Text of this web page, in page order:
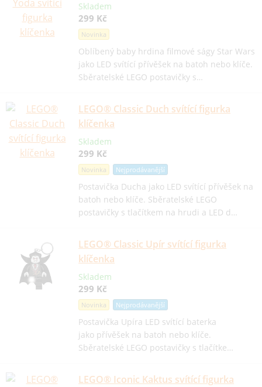
Skladem
299 Kč
Novinka
Oblíbený baby hrdina filmové ságy Star Wars
jako LED svítící přívěšek na batoh nebo klíče.
Sběratelské LEGO postavičky s…
LEGO® Classic Duch svítící figurka
klíčenka
Skladem
299 Kč
Novinka Nejprodávanější
Postavička Ducha jako LED svítící přívěšek na
batoh nebo klíče. Sběratelské LEGO
postavičky s tlačítkem na hrudi a LED d…
LEGO® Classic Upír svítící figurka
klíčenka
Skladem
299 Kč
Novinka Nejprodávanější
Postavička Upíra LED svítící baterka
jako přívěšek na batoh nebo klíče.
Sběratelské LEGO postavičky s tlačítke…
LEGO® Iconic Kaktus svítící figurka